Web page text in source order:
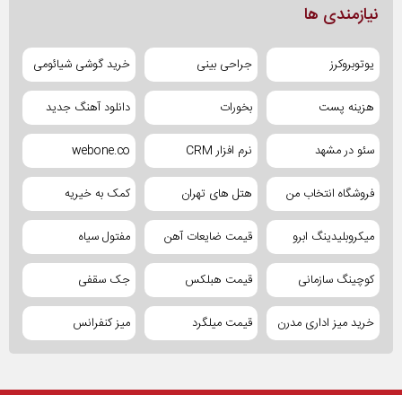
نیازمندی ها
یوتوبروکرز جراحی بینی خرید گوشی شیائومی
هزینه پست بخورات دانلود آهنگ جدید
سئو در مشهد نرم افزار CRM webone.co
فروشگاه انتخاب من هتل های تهران کمک به خیریه
میکروبلیدینگ ابرو قیمت ضایعات آهن مفتول سیاه
کوچینگ سازمانی قیمت هبلکس جک سقفی
خرید میز اداری مدرن قیمت میلگرد میز کنفرانس